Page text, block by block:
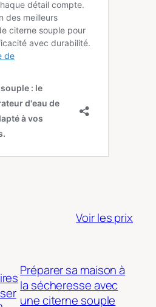
Voir les prix
Préparer sa maison à
la sécheresse avec
une citerne souple